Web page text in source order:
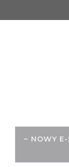
do
– NOWY